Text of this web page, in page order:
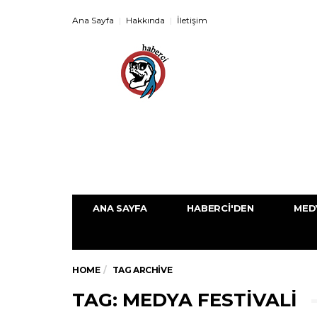
Ana Sayfa Hakkında İletişim
ANA SAYFA HABERCI'DEN
HOME TAG ARCHIVE
TAG: MEDYA FESTIVALI